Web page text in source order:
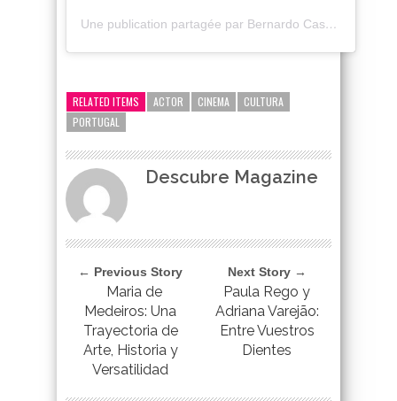
Une publication partagée par Bernardo Cascais (@bernardoocascais)
RELATED ITEMS ACTOR CINEMA
CULTURA
PORTUGAL
Descubre Magazine
← Previous Story
Maria de
Medeiros: Una
Trayectoria de
Arte, Historia y
Versatilidad
Next Story →
Paula Rego y
Adriana Varejão:
Entre Vuestros
Dientes